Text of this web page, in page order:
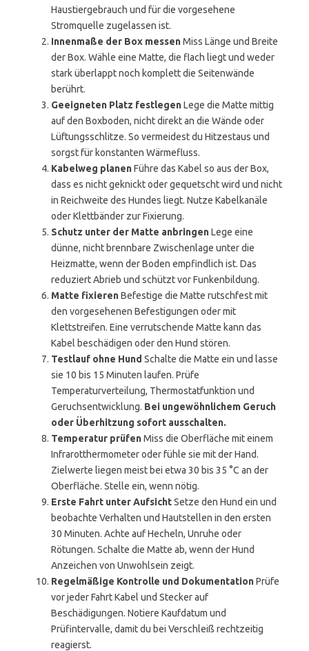
Haustiergebrauch und für die vorgesehene
Stromquelle zugelassen ist.
Innenmaße der Box messenMiss Länge und Breite
der Box. Wähle eine Matte, die flach liegt und weder
stark überlappt noch komplett die Seitenwände
berührt.
Geeigneten Platz festlegenLege die Matte mittig
auf den Boxboden, nicht direkt an die Wände oder
Lüftungsschlitze. So vermeidest du Hitzestaus und
sorgst für konstanten Wärmefluss.
Kabelweg planenFühre das Kabel so aus der Box,
dass es nicht geknickt oder gequetscht wird und nicht
in Reichweite des Hundes liegt. Nutze Kabelkanäle
oder Klettbänder zur Fixierung.
Schutz unter der Matte anbringenLege eine
dünne, nicht brennbare Zwischenlage unter die
Heizmatte, wenn der Boden empfindlich ist. Das
reduziert Abrieb und schützt vor Funkenbildung.
Matte fixierenBefestige die Matte rutschfest mit
den vorgesehenen Befestigungen oder mit
Klettstreifen. Eine verrutschende Matte kann das
Kabel beschädigen oder den Hund stören.
Testlauf ohne Hund Schalte die Matte ein und lasse
sie 10 bis 15 Minuten laufen. Prüfe
Temperaturverteilung, Thermostatfunktion und
Geruchsentwicklung. Bei ungewöhnlichem Geruch
oder Überhitzung sofort ausschalten.
Temperatur prüfenMiss die Oberfläche mit einem
Infrarotthermometer oder fühle sie mit der Hand.
Zielwerte liegen meist bei etwa 30 bis 35 °C an der
Oberfläche. Stelle ein, wenn nötig.
Erste Fahrt unter AufsichtSetze den Hund ein und
beobachte Verhalten und Hautstellen in den ersten
30 Minuten. Achte auf Hecheln, Unruhe oder
Rötungen. Schalte die Matte ab, wenn der Hund
Anzeichen von Unwohlsein zeigt.
Regelmäßige Kontrolle und DokumentationPrüfe
vor jeder Fahrt Kabel und Stecker auf
Beschädigungen. Notiere Kaufdatum und
Prüfintervalle, damit du bei Verschleiß rechtzeitig
reagierst.